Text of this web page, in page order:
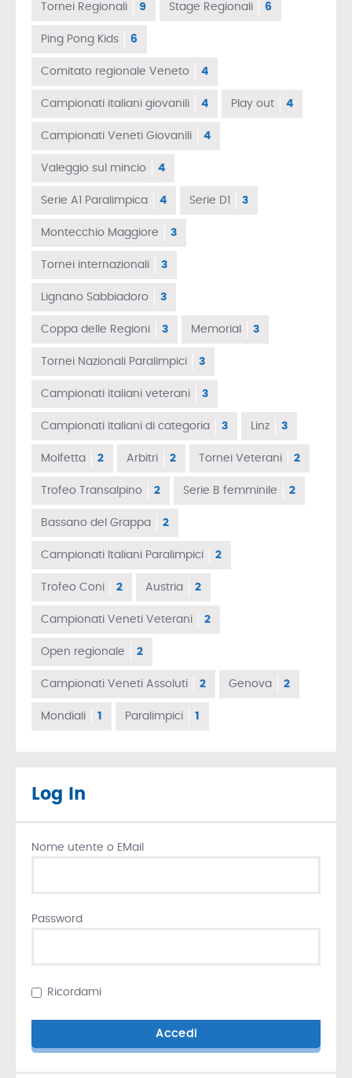
Tornei Regionali 9 Stage Regionali 6
Ping Pong Kids 6
Comitato regionale Veneto 4
Campionati italiani giovanili 4 Play out 4
Campionati Veneti Giovanili 4
Valeggio sul mincio 4
Serie A1 Paralimpica 4 Serie D1 3
Montecchio Maggiore 3
Tornei internazionali 3
Lignano Sabbiadoro 3
Coppa delle Regioni 3 Memorial 3
Tornei Nazionali Paralimpici 3
Campionati italiani veterani 3
Campionati italiani di categoria 3 Linz 3
Molfetta 2 Arbitri 2 Tornei Veterani 2
Trofeo Transalpino 2 Serie B femminile 2
Bassano del Grappa 2
Campionati Italiani Paralimpici 2
Trofeo Coni 2 Austria 2
Campionati Veneti Veterani 2
Open regionale 2
Campionati Veneti Assoluti 2 Genova 2
Mondiali 1 Paralimpici 1
Log In
Nome utente o EMail
Password
Ricordami